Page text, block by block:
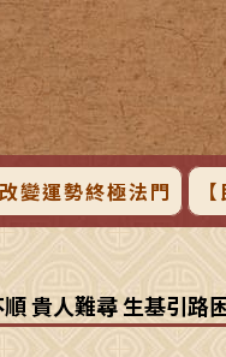
變運勢終極法門
貴人難尋 生基引路